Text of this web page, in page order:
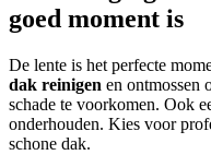
goed moment is
De lente is het perfecte
dak reinigen en ontmossen
schade te voorkomen. Ook
onderhouden. Kies voor
schone dak.